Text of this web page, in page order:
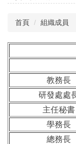
首頁 組織成員
教務長
研發處處
主任秘書
學務長
總務長